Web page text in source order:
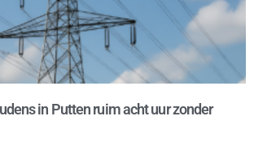
in Putten ruim acht uur zonder